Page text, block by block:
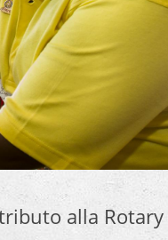
alla Rotary